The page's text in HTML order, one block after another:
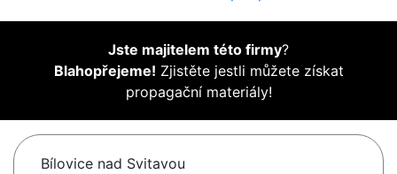
Jste majitelem této firmy?
Blahopřejeme! Zjistěte jestli můžete získat
propagační materiály!
Bílovice nad Svitavou